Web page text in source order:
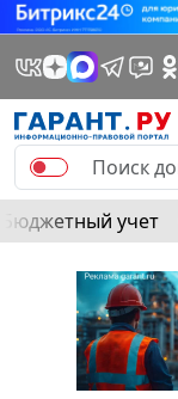
Бюджетный учет